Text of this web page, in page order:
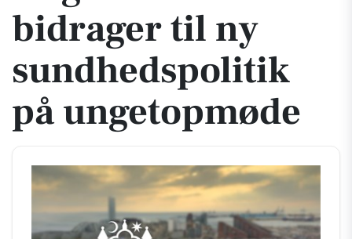
bidrager til ny
sundhedspolitik
på ungetopmøde